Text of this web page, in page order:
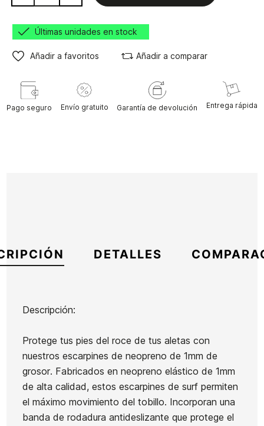
Últimas unidades en stock
Añadir a favoritos Añadir a comparar
Pago seguro Envío gratuito Garantía de devolución Entrega rápida
DETALLES
Descripción:
Protege tus pies del roce de tus aletas con
nuestros escarpines de neopreno de 1mm de
grosor. Fabricados en neopreno elástico de 1mm
de alta calidad, estos escarpines de surf permiten
el máximo movimiento del tobillo. Incorporan una
banda de rodadura antideslizante que protege el
Marca Ocean Earth
Referencia OE-TRESX55821
En stock 1 Artículos